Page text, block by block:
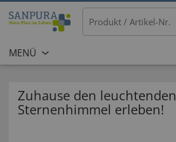
MENÜ
Zuhause den leuchtenden
Sternenhimmel erleben!